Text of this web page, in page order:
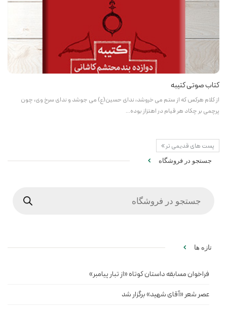
کتاب صوتی کتیبه
از کلام هرکس که از ستم می خروشد، ‌ندای حسین(ع) می جوشد و ندای سرخ وی، چون
پرچمی بر چکاد هر قیام در اهتزاز بوده…
پست های قدیمی تر
جستجو در فروشگاه
تازه ها
فراخوان مسابقه داستان کوتاه «از تبار پیامبر»
عصر شعر «آقای شهید» برگزار شد